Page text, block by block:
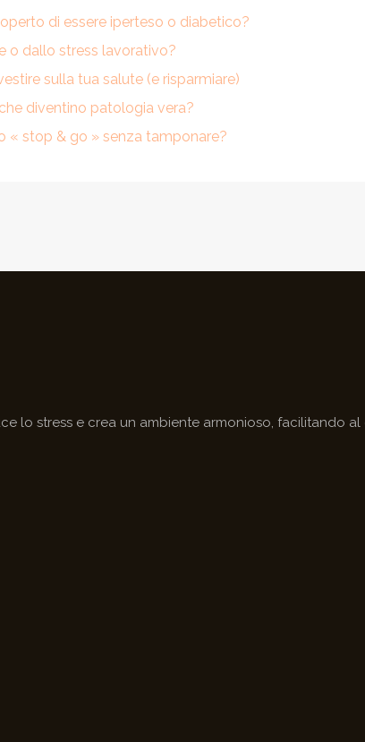
di essere iperteso o diabetico?
o dallo stress lavorativo?
sulla tua salute (e risparmiare)
diventino patologia vera?
« stop & go » senza tamponare?
lo stress e crea un ambiente armonioso, facilitando